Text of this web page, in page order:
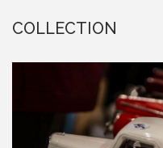
COLLECTION